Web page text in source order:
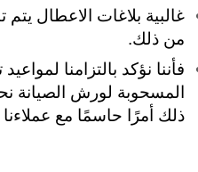
غالبية بلاغات الاعطال يتم
من ذلك.
فأننا نؤكد بالتزامنا
المسحوبة لورش الصيانة
ذلك أمرًا حاسمًا مع